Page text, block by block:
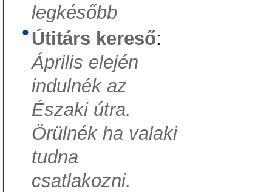
legkésőbb
Útitárs kereső:
Április elején
indulnék az
Északi útra.
Örülnék ha valaki
tudna
csatlakozni.